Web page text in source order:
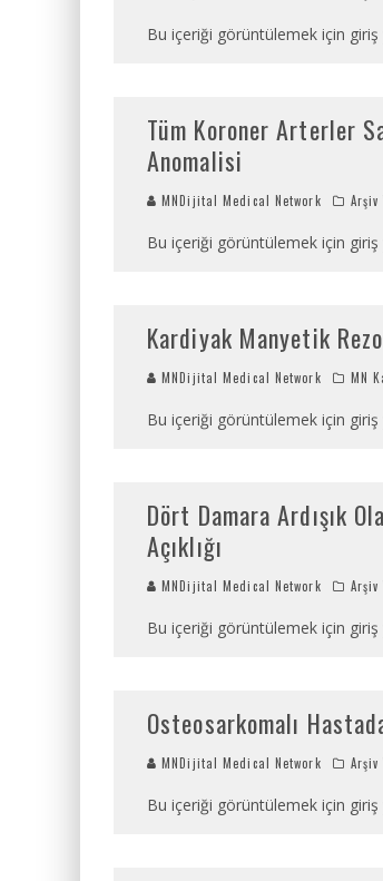
Bu içeriği görüntülemek için giriş
Tüm Koroner Arterler
Anomalisi
MNDijital Medical Network Arşiv
Bu içeriği görüntülemek için giriş
Kardiyak Manyetik
MNDijital Medical Network MN
Bu içeriği görüntülemek için giriş
Dört Damara Ardışık
Açıklığı
MNDijital Medical Network Arşiv
Bu içeriği görüntülemek için giriş
Osteosarkomalı
MNDijital Medical Network Arşiv
Bu içeriği görüntülemek için giriş